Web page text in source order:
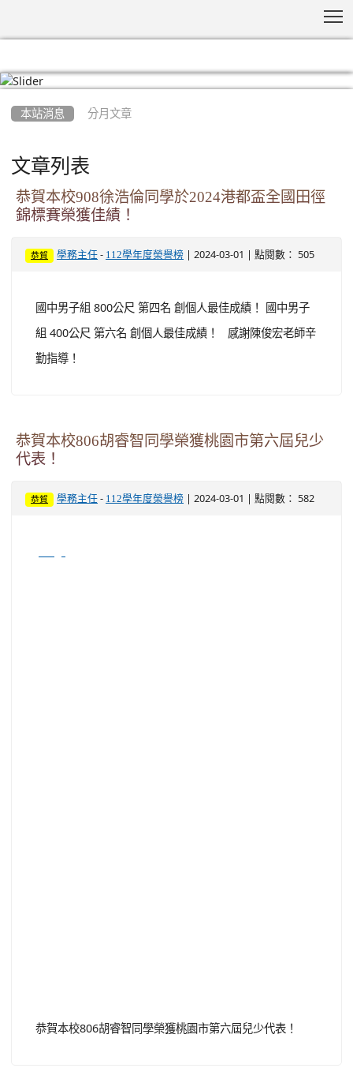
本站消息 分月文章
文章列表
恭賀本校908徐浩倫同學於2024港都盃全國田徑
錦標賽榮獲佳績！
恭賀 學務主任 - 112學年度榮譽榜 | 2024-03-01 | 點閱數： 505
國中男子組 800公尺 第四名 創個人最佳成績！ 國中男子
組 400公尺 第六名 創個人最佳成績！ 感謝陳俊宏老師辛
勤指導！
恭賀本校806胡睿智同學榮獲桃園市第六屆兒少
代表！
恭賀 學務主任 - 112學年度榮譽榜 | 2024-03-01 | 點閱數： 582
恭賀本校806胡睿智同學榮獲桃園市第六屆兒少代表！